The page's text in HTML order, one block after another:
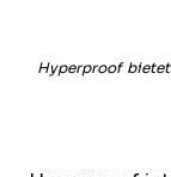
Hyperproof